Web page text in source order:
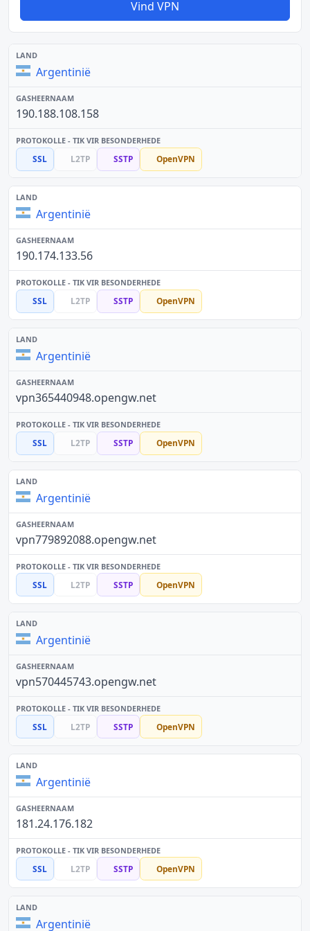
Vind VPN
Argentinië
190.188.108.158
SSL L2TP SSTP OpenVPN
Argentinië
190.174.133.56
SSL L2TP SSTP OpenVPN
Argentinië
vpn365440948.opengw.net
SSL L2TP SSTP OpenVPN
Argentinië
vpn779892088.opengw.net
SSL L2TP SSTP OpenVPN
Argentinië
vpn570445743.opengw.net
SSL L2TP SSTP OpenVPN
Argentinië
181.24.176.182
SSL L2TP SSTP OpenVPN
Argentinië